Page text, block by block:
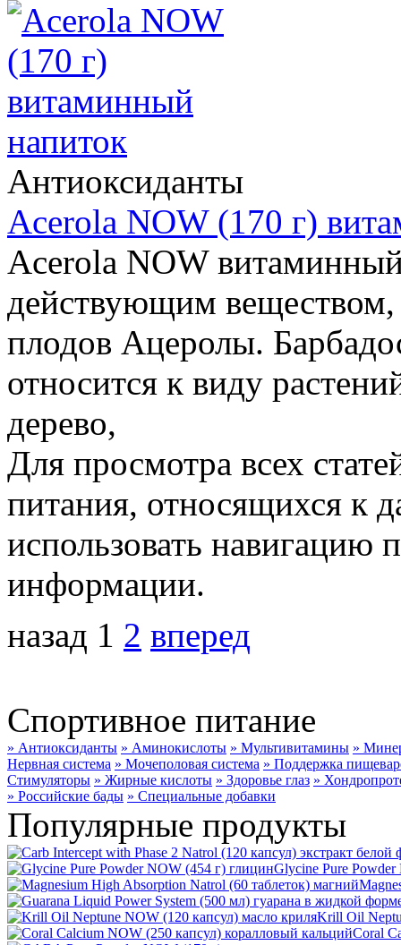
Антиоксиданты
Acerola NOW (170 г)
Acerola NOW
действующим веществом,
плодов Ацеролы.
относится к виду
дерево,
Для просмотра всех
питания, относящихся к
использовать навигацию
информации.
назад 1 2 вперед
Спортивное питание
» Антиоксиданты » Аминокислоты » Мультивитамины »
Нервная система » Мочеполовая система » Поддержка
Стимуляторы » Жирные кислоты » Здоровье глаз »
» Российские бады » Специальные добавки
Популярные продукты
Glycine Pure
Krill Oil
Coral